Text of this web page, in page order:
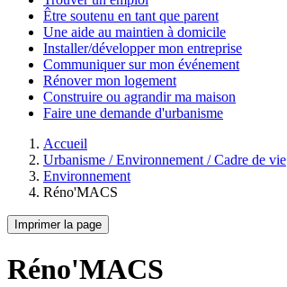
Être soutenu en tant que parent
Une aide au maintien à domicile
Installer/développer mon entreprise
Communiquer sur mon événement
Rénover mon logement
Construire ou agrandir ma maison
Faire une demande d'urbanisme
Accueil
Urbanisme / Environnement / Cadre de vie
Environnement
Réno'MACS
Imprimer la page
Réno'MACS